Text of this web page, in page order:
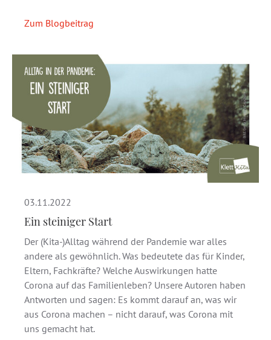
Zum Blogbeitrag
03.11.2022
Ein steiniger Start
Der (Kita-)Alltag während der Pandemie war alles
andere als gewöhnlich. Was bedeutete das für Kinder,
Eltern, Fachkräfte? Welche Auswirkungen hatte
Corona auf das Familienleben? Unsere Autoren haben
Antworten und sagen: Es kommt darauf an, was wir
aus Corona machen – nicht darauf, was Corona mit
uns gemacht hat.